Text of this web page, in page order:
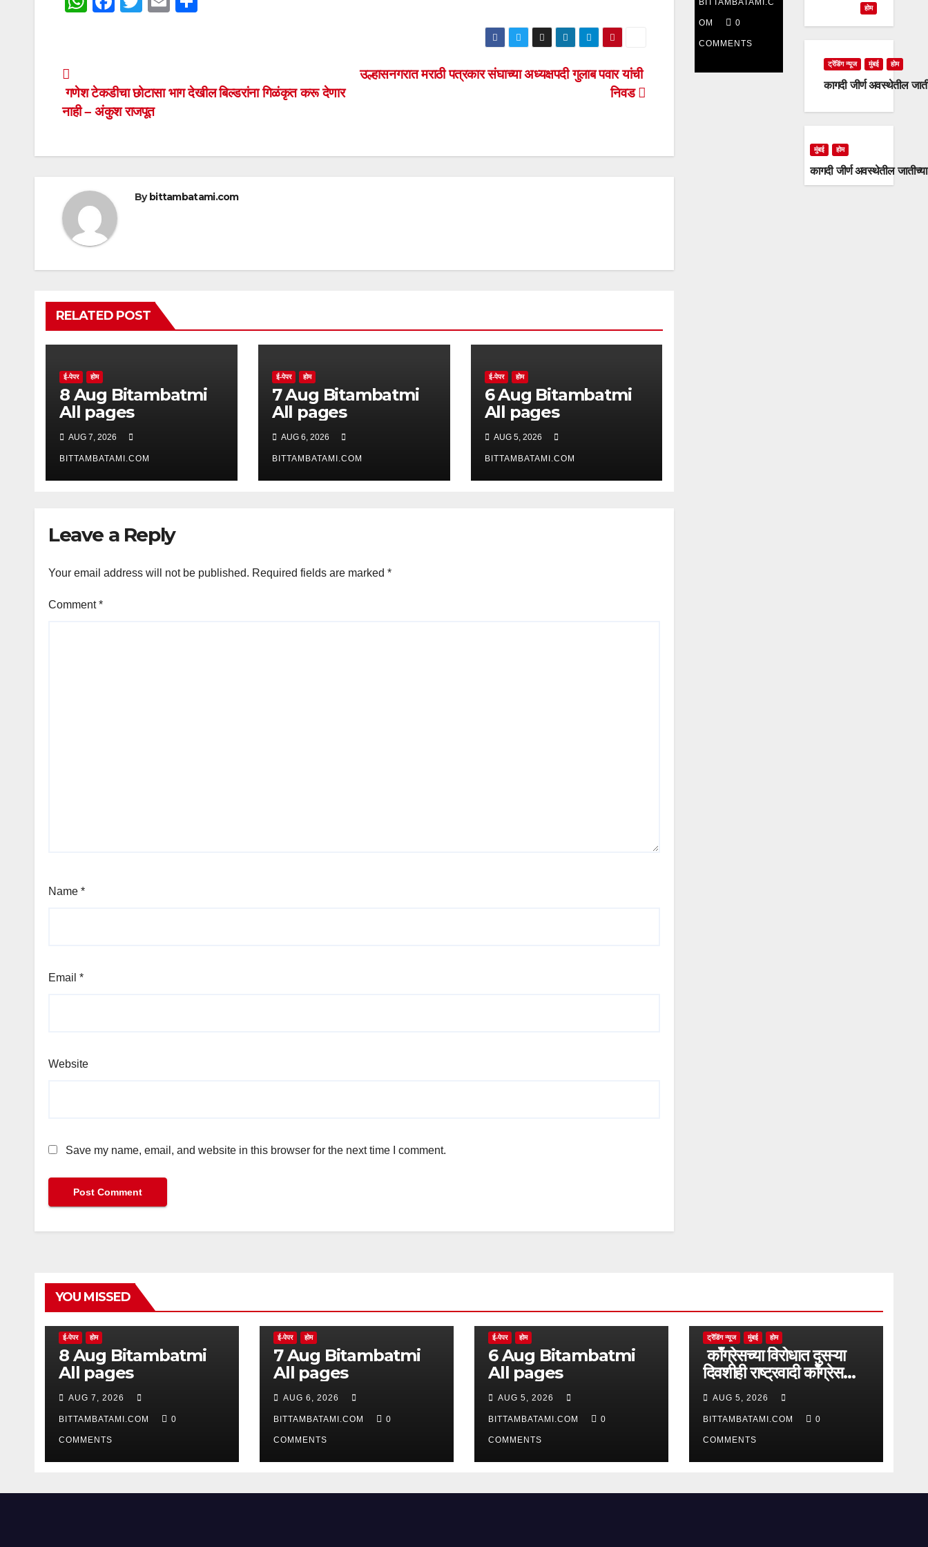
A
p
b
o
k
Post
navigation
उल्हासनगरात मराठी पत्रकार संघाच्या अध्यक्षपदी गुलाब पवार यांची
निवड
गणेश टेकडीचा छोटासा भाग देखील बिल्डरांना गिळंकृत करू देणार
नाही – अंकुश राजपूत
By bittambatami.com
RELATED POST
ई-पेपर होम
8 Aug Bitambatmi
All pages
AUG 7, 2026
BITTAMBATAMI.COM
ई-पेपर होम
7 Aug Bitambatmi
All pages
AUG 6, 2026
BITTAMBATAMI.COM
ई-पेपर होम
6 Aug Bitambatmi
All pages
AUG 5, 2026
BITTAMBATAMI.COM
Leave a Reply
Your email address will not be published. Required fields are marked *
Comment*
Name *
Email *
Website
Save my name, email, and website in this browser for the next time I comment.
दिवशीही
राष्ट्रवादी
काँग्रेस
BITTAMBATAMI.C
OM 0
COMMENTS
होम
ट्रेंडिंग न्यूज मुंबई होम
कागदी जीर्ण अवस्थेतील
मुंबई होम
कागदी जीर्ण अवस्थेतील
YOU MISSED
ई-पेपर होम
8 Aug Bitambatmi
All pages
AUG 7, 2026
BITTAMBATAMI.COM 0
COMMENTS
ई-पेपर होम
7 Aug Bitambatmi
All pages
AUG 6, 2026
BITTAMBATAMI.COM 0
COMMENTS
ई-पेपर होम
6 Aug Bitambatmi
All pages
AUG 5, 2026
BITTAMBATAMI.COM 0
COMMENTS
ट्रेंडिंग न्यूज मुंबई होम
काँग्रेसच्या विरोधात दुसऱ्या
दिवशीही राष्ट्रवादी काँग्रेस
आक्रमक
AUG 5, 2026
BITTAMBATAMI.COM 0
COMMENTS